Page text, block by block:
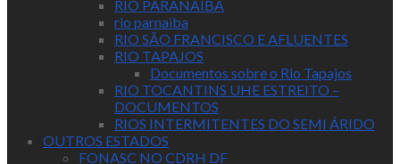
RIO PARANAIBA
rio parnaiba
RIO SÃO FRANCISCO E AFLUENTES
RIO TAPAJOS
Documentos sobre o Rio Tapajos
RIO TOCANTINS UHE ESTREITO –
DOCUMENTOS
RIOS INTERMITENTES DO SEMI ÁRIDO
OUTROS ESTADOS
FONASC NO CDRH DF